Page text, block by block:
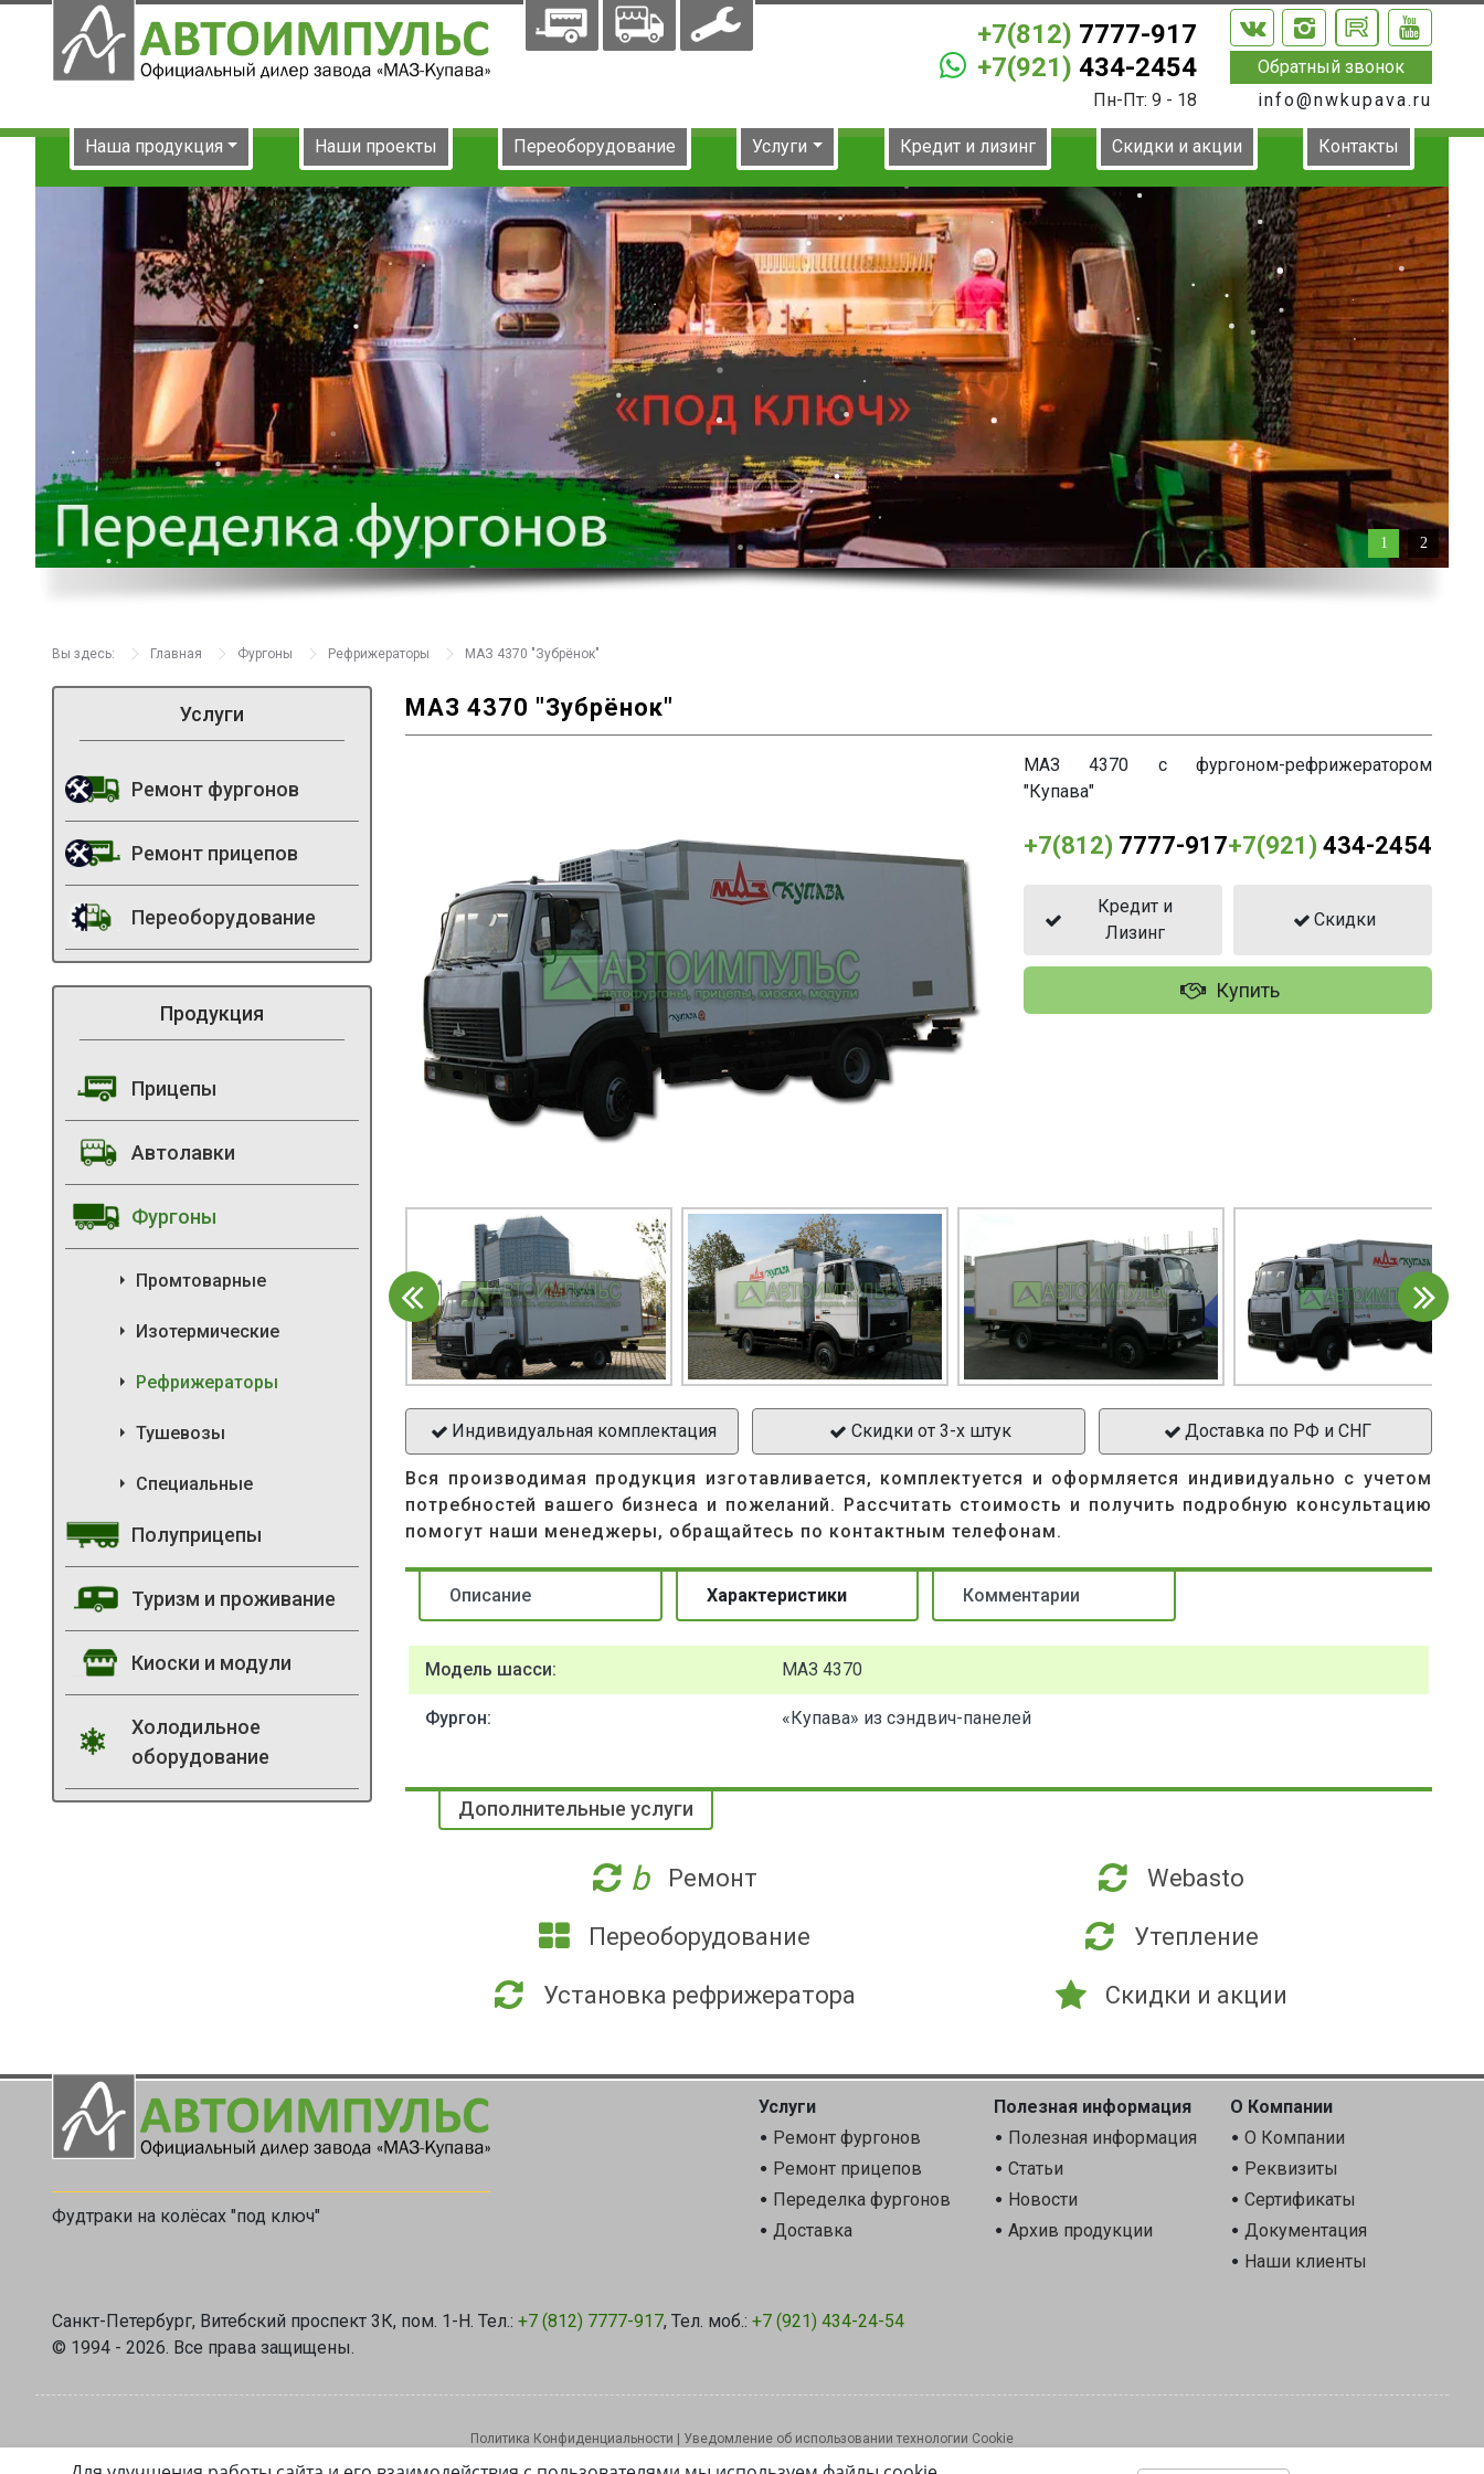
+7(812) 7777-917
+7(921) 434-2454
Пн-Пт: 9 - 18
Обратный звонок
info@nwkupava.ru
Наша продукция Наши проекты Переоборудование Услуги Кредит и лизинг Скидки и акции Контакты
1 2
Вы здесь: Главная Фургоны Рефрижераторы МАЗ 4370 "Зубрёнок"
Услуги
Ремонт фургонов
Ремонт прицепов
Переоборудование
Продукция
Прицепы
Автолавки
Фургоны
Промтоварные
Изотермические
Рефрижераторы
Тушевозы
Специальные
Полуприцепы
Туризм и проживание
Киоски и модули
Холодильное
оборудование
МАЗ 4370 "Зубрёнок"
МАЗ 4370 с фургоном-рефрижератором
"Купава"
+7(812) 7777-917+7(921) 434-2454
Кредит и
Лизинг
Скидки
Купить
Индивидуальная комплектация Скидки от 3-х штук Доставка по РФ и СНГ
Вся производимая продукция изготавливается, комплектуется и оформляется индивидуально с учетом
потребностей вашего бизнеса и пожеланий. Рассчитать стоимость и получить подробную консультацию
помогут наши менеджеры, обращайтесь по контактным телефонам.
Описание Характеристики Комментарии
Модель шасси: МАЗ 4370
Фургон: «Купава» из сэндвич-панелей
Дополнительные услуги
b Ремонт Webasto
Переоборудование Утепление
Установка рефрижератора Скидки и акции
Фудтраки на колёсах "под ключ"
Услуги
Ремонт фургонов
Ремонт прицепов
Переделка фургонов
Доставка
Полезная информация
Полезная информация
Статьи
Новости
Архив продукции
О Компании
О Компании
Реквизиты
Сертификаты
Документация
Наши клиенты
Санкт-Петербург, Витебский проспект 3К, пом. 1-Н. Тел.: +7 (812) 7777-917, Тел. моб.: +7 (921) 434-24-54
© 1994 - 2026. Все права защищены.
Политика Конфиденциальности Уведомление об использовании технологии Cookie